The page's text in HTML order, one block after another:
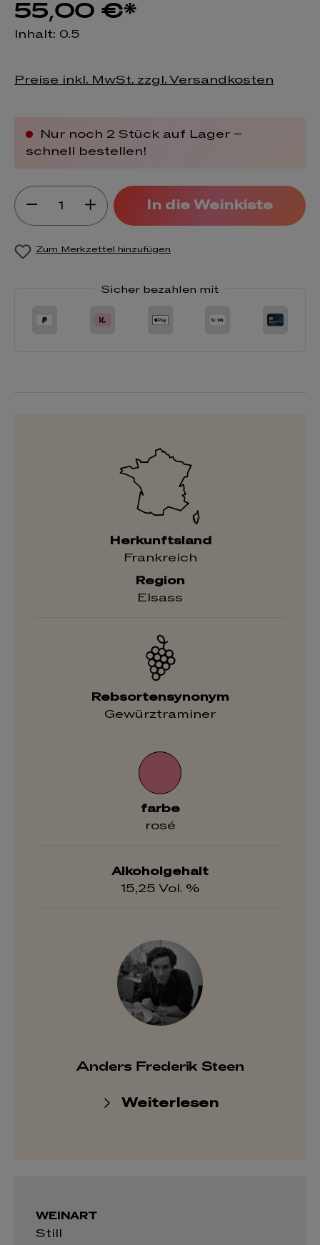
55,00 €*
Inhalt: 0.5
Preise inkl. MwSt. zzgl. Versandkosten
Nur noch 2 Stück auf Lager –
schnell bestellen!
Produkt Anzahl: Gib den
In die Weinkiste
Zum Merkzettel hinzufügen
Sicher bezahlen mit
WEINART
Still
Herkunftsland
Frankreich
Region
Elsass
Rebsortensynonym
Gewürztraminer
farbe
rosé
Alkoholgehalt
15,25 Vol. %
Anders Frederik Steen
Weiterlesen